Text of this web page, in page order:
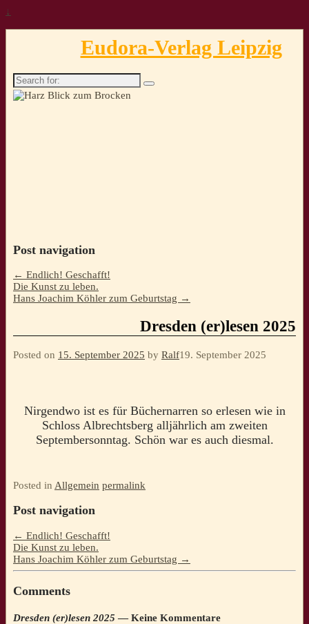
↓
Eudora-Verlag Leipzig
Search
for:
Post navigation
← Endlich! Geschafft!
Die Kunst zu leben.
Hans Joachim Köhler zum Geburtstag →
Dresden (er)lesen 2025
Posted on 15. September 2025 by Ralf19. September 2025
Nirgendwo ist es für Büchernarren so erlesen wie in
Schloss Albrechtsberg alljährlich am zweiten
Septembersonntag. Schön war es auch diesmal.
Posted in Allgemein permalink
Post navigation
← Endlich! Geschafft!
Die Kunst zu leben.
Hans Joachim Köhler zum Geburtstag →
Comments
Dresden (er)lesen 2025 — Keine Kommentare